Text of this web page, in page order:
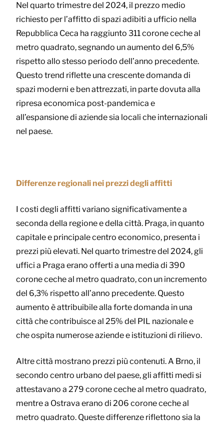
Nel quarto trimestre del 2024, il prezzo medio
richiesto per l’affitto di spazi adibiti a ufficio nella
Repubblica Ceca ha raggiunto 311 corone ceche al
metro quadrato, segnando un aumento del 6,5%
rispetto allo stesso periodo dell’anno precedente.
Questo trend riflette una crescente domanda di
spazi moderni e ben attrezzati, in parte dovuta alla
ripresa economica post-pandemica e
all’espansione di aziende sia locali che internazionali
nel paese.
Differenze regionali nei prezzi degli affitti
I costi degli affitti variano significativamente a
seconda della regione e della città. Praga, in quanto
capitale e principale centro economico, presenta i
prezzi più elevati. Nel quarto trimestre del 2024, gli
uffici a Praga erano offerti a una media di 390
corone ceche al metro quadrato, con un incremento
del 6,3% rispetto all’anno precedente. Questo
aumento è attribuibile alla forte domanda in una
città che contribuisce al 25% del PIL nazionale e
che ospita numerose aziende e istituzioni di rilievo.
Altre città mostrano prezzi più contenuti. A Brno, il
secondo centro urbano del paese, gli affitti medi si
attestavano a 279 corone ceche al metro quadrato,
mentre a Ostrava erano di 206 corone ceche al
metro quadrato. Queste differenze riflettono sia la